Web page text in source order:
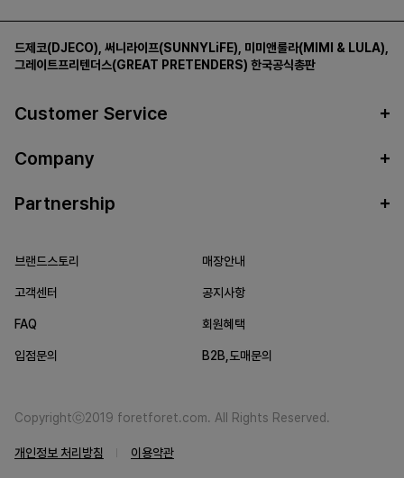
드제코(DJECO) 써니라이프(SUNNYLiFE) 미미앤룰라(MIMI & LULA)
그레이트프리텐더스(GREAT PRETENDERS) 한국공식총판
Customer Service
Company
Partnership
브랜드스토리 매장안내
고객센터 공지사항
FAQ 회원혜택
입점문의 B2B,도매문의
Copyrightⓒ2019 foretforet.com. All Rights Reserved.
개인정보 처리방침 이용약관